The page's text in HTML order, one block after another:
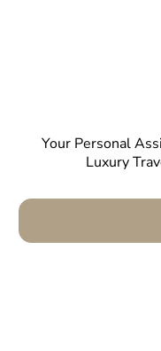
Your Personal
Luxury